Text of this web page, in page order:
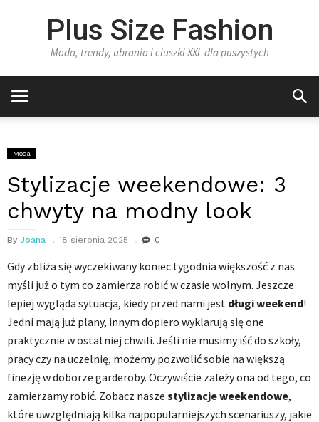
Plus Size Fashion
Moda, trendy, ubrania i ciuszki XXL dla puszystych
Moda
Stylizacje weekendowe: 3
chwyty na modny look
By Joana 18 sierpnia 2025 0
Gdy zbliża się wyczekiwany koniec tygodnia większość z nas
myśli już o tym co zamierza robić w czasie wolnym. Jeszcze
lepiej wygląda sytuacja, kiedy przed nami jest długi weekend!
Jedni mają już plany, innym dopiero wyklarują się one
praktycznie w ostatniej chwili. Jeśli nie musimy iść do szkoły,
pracy czy na uczelnię, możemy pozwolić sobie na większą
finezję w doborze garderoby. Oczywiście zależy ona od tego, co
zamierzamy robić. Zobacz nasze stylizacje weekendowe,
które uwzględniają kilka najpopularniejszych scenariuszy, jakie